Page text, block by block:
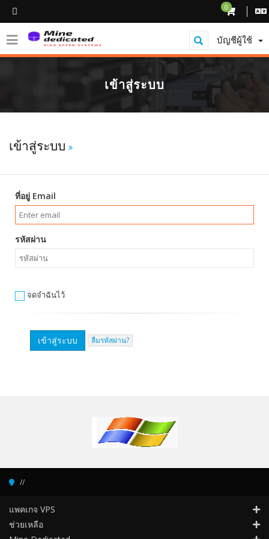
0
บัญชีผู้ใช้
เข้าสู่ระบบ
เข้าสู่ระบบ
ที่อยู่ Email
รหัสผ่าน
จดจำฉันไว้
ลืมรหัสผ่าน?
แพคเกจ VPS
ช่วยเหลือ